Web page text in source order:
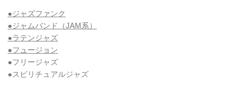
●ジャズファンク
●ジャムバンド（JAM系）
●ラテンジャズ
●フュージョン
●フリージャズ
●スピリチュアルジャズ